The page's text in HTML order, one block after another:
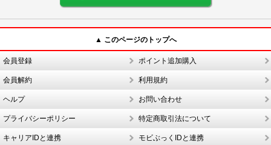
▲ このページのトップへ
会員登録 ポイント追加購入
会員解約 利用規約
ヘルプ お問い合わせ
プライバシーポリシー 特定商取引法について
キャリアIDと連携 モビぶっくIDと連携